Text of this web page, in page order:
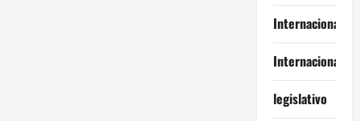
Internacional
Internacionales
legislativo